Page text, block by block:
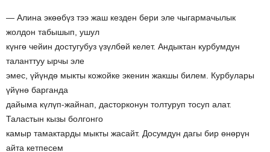
— Алина экөөбүз тээ жаш кезден бери эле чыгармачылык
жолдон табышып, ушул
күнгө чейин достугубуз үзүлбөй келет. Андыктан курбумдун
таланттуу ырчы эле
эмес, үйүндө мыкты кожойке экенин жакшы билем. Курбулары
үйүнө барганда
дайыма күлүп-жайнап, дасторконун толтуруп тосуп алат.
Таластын кызы болгонго
камыр тамактарды мыкты жасайт. Досумдун дагы бир өнөрүн
айта кетпесем